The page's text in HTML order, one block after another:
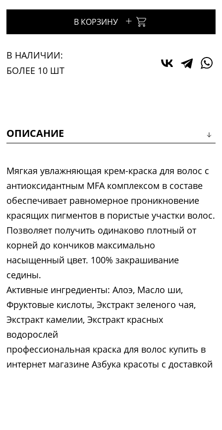
В КОРЗИНУ +
В НАЛИЧИИ:
БОЛЕЕ 10 ШТ
ОПИСАНИЕ
Мягкая увлажняющая крем-краска для волос с
антиоксидантным MFA комплексом в составе
обеспечивает равномерное проникновение
красящих пигментов в пористые участки волос.
Позволяет получить одинаково плотный от
корней до кончиков максимально
насыщенный цвет. 100% закрашивание
седины.
Активные ингредиенты: Алоэ, Масло ши,
Фруктовые кислоты, Экстракт зеленого чая,
Экстракт камелии, Экстракт красных
водорослей
профессиональная краска для волос купить в
интернет магазине Азбука красоты с доставкой